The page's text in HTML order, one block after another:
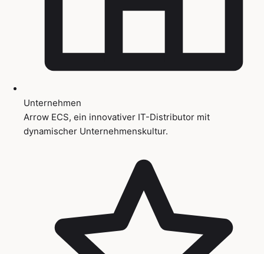
Unternehmen
Arrow ECS, ein innovativer IT-Distributor mit
dynamischer Unternehmenskultur.